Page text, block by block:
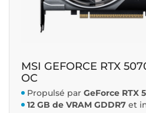
MSI GEFORCE RTX
OC
Propulsé par GeForce RTX
12 GB de VRAM GDDR7 et